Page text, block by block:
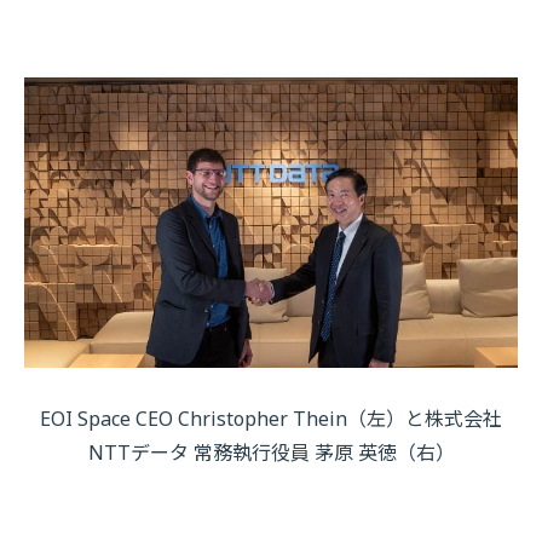
EOI Space CEO Christopher Thein（左）と株式会社
NTTデータ 常務執行役員 茅原 英徳（右）